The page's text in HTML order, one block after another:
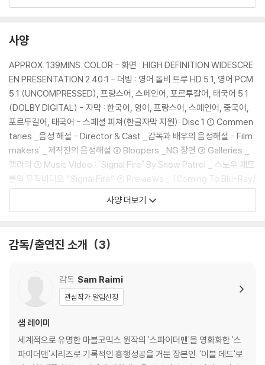
이어를 사용하셔야 합니다. 더불어 플레이어 소프트웨어 최신 버전의 업데
2) 3D 블루레이는 전용 플레이어와 3D 지원 TV를 통해서만 재생 가능합
니다.
※ 아웃케이스/구성품/포장 상태
1) 제작/배송 과정에서 경미한 아웃케이스 주름, 모서리 눌림 및 갈라짐이
발생할 수 있습니다. 반품을 원하실 경우 미개봉 상태로 문의 부탁드립니
다.
2) 스틸북 케이스 제작 과정에서 기포 혹은 경미한 인쇄 오류가 발생할 수
있습니다.
3) 렌티큘러 스틸북의 경우, 보호필름이 붙어 판매되기도 합니다. 보호필
름 손상에 의한 교환/반품은 불가합니다.
4) 본품 보호를 위해 노란색의 카톤 박스로 재포장한 경우, 카톤박스 손상
에 의한 교환/반품은 불가합니다.
환/반품이 제한될 수 있습니다.
※ 디스크 재생 불량
1) 기기 문제로 인해 발생하는 재생 불량 현상에 대해서는 반품/교환이 불
가하니 최신 소프트웨어로 업데이트된 DVD/BD 전용 기기에서 재생하실
것을 권유해 드립니다.
2) 정전기와 먼지로 인해 재생이 원활하지 않은 경우가 있습니다. 디스크
를 마른 천으로 닦으시거나, DVD 클리너 등 전용 제품을 이용하면 대부분
해결됩니다.
사양
APPROX. 139MINS. COLOR - 화면 : HIGH DEFINITION WIDESCRE
EN PRESENTATION 2.40:1 - 더빙 : 영어 돌비 트루 HD 5.1, 영어 PCM
5.1 (UNCOMPRESSED), 프랑스어, 스페인어, 포르투갈어, 태국어 5.1
(DOLBY DIGITAL) - 자막 : 한국어, 영어, 프랑스어, 스페인어, 중국어,
포르투갈어, 태국어 - 스페셜 피쳐(한글자막 지원): Disc 1 ① Commen
taries _음성 해설 - Director & Cast _감독과 배우의 음성해설 - Film
makers' _제작진의 음성해설 ② Bloopers _NG 장면 ③ Galleries _
갤러리 ④ Music Video : "Signal Fire" By Snow Patrol _ 스노우 패트
롤의 뮤직비디오 “Signal Fire” ⑤ Previews _ (Coming To Blu-Ray/
Surf'S Up/ Ghost Rider/ Across The Universe/ Casino Royale)
_미리보기 (블루레이 신작/ 서핑 업/ 고스트 라이더/ 어크로스 더 유니버
The Goblin_고블린 재설계 - Covered In Black : Creating Venom_
oor_ 그웬 스테이시와 무너진 계단 - Fighting, Flying And Driving : T
he Stunt _스턴트 장면: 싸우고, 날고, 질주하라 - Tangled Web : The
Love Triangles Of Spider-Man 3 _ 스파이더맨3 속 삼각관계 - Wall
Of Paper _종이의 벽 - Inside The Editing Room _ 편집실 들여다보
기 - The Science Of Sound (With Optimized Audio) _ 음향 과학
(오디오 최적화) - New York - From Rooftops To Backstreets _
사양 더보기
감독/출연진 소개 3
감독 Sam Raimi
관심작가 알림신청
샘 레이미
세계적으로 유명한 마블코믹스 원작의 '스파이더맨'을 영화화한 '스
파이더맨'시리즈로 기록적인 흥행성공을 거둔 장본인. '이블 데드'로